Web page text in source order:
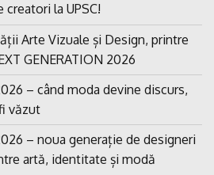
la UPSC!
Arte Vizuale și Design, printre
GENERATION 2026
– când moda devine discurs,
văzut
– noua generație de designeri
artă, identitate și modă